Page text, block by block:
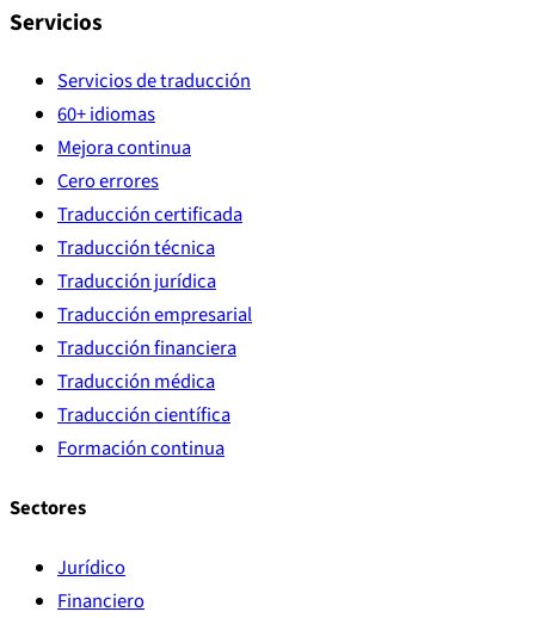
Servicios
Servicios de traducción
60+ idiomas
Mejora continua
Cero errores
Traducción certificada
Traducción técnica
Traducción jurídica
Traducción empresarial
Traducción financiera
Traducción médica
Traducción científica
Formación continua
Sectores
Jurídico
Financiero